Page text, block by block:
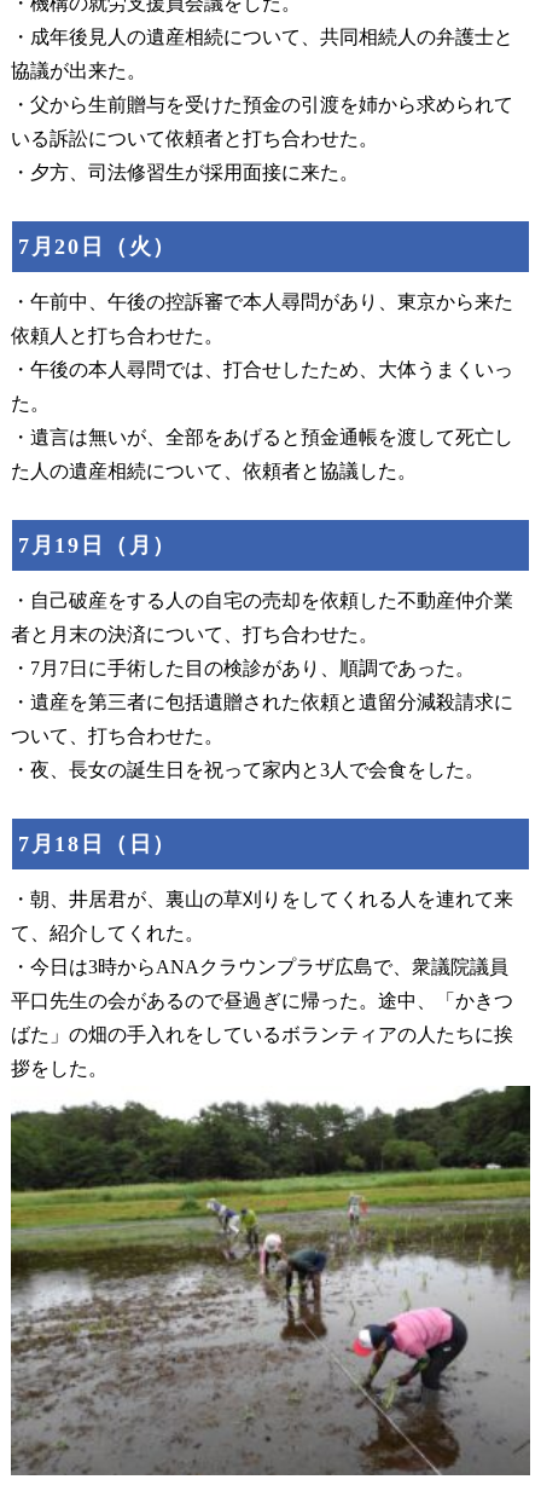
・成年後見人の遺産相続について、共同相続人の弁護士と
協議が出来た。
・父から生前贈与を受けた預金の引渡を姉から求められて
いる訴訟について依頼者と打ち合わせた。
・夕方、司法修習生が採用面接に来た。
7月20日（火）
・午前中、午後の控訴審で本人尋問があり、東京から来た
依頼人と打ち合わせた。
・午後の本人尋問では、打合せしたため、大体うまくいっ
た。
・遺言は無いが、全部をあげると預金通帳を渡して死亡し
た人の遺産相続について、依頼者と協議した。
7月19日（月）
・自己破産をする人の自宅の売却を依頼した不動産仲介業
者と月末の決済について、打ち合わせた。
・7月7日に手術した目の検診があり、順調であった。
・遺産を第三者に包括遺贈された依頼と遺留分減殺請求に
ついて、打ち合わせた。
・夜、長女の誕生日を祝って家内と3人で会食をした。
7月18日（日）
・朝、井居君が、裏山の草刈りをしてくれる人を連れて来
て、紹介してくれた。
・今日は3時からANAクラウンプラザ広島で、衆議院議員
平口先生の会があるので昼過ぎに帰った。途中、「かきつ
ばた」の畑の手入れをしているボランティアの人たちに挨
拶をした。